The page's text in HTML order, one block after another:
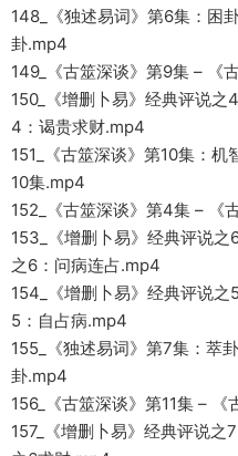
148_《独述易词》第6集：困
卦.mp4
149_《古筮深谈》第9集 – 《
150_《增删卜易》经典评说
4：谒贵求财.mp4
151_《古筮深谈》第10集：
10集.mp4
152_《古筮深谈》第4集 – 《
153_《增删卜易》经典评说
之6：问病连占.mp4
154_《增删卜易》经典评说
5：自占病.mp4
155_《独述易词》第7集：萃
卦.mp4
156_《古筮深谈》第11集 – 《
157_《增删卜易》经典评说之